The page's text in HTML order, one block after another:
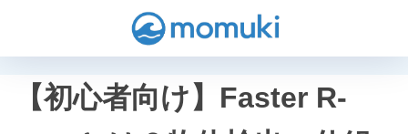
【初心者向け】Faster R-